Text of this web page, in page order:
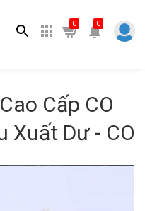
Tìm kiếm
0 0
Cấp CO
Xuất Dư - CO